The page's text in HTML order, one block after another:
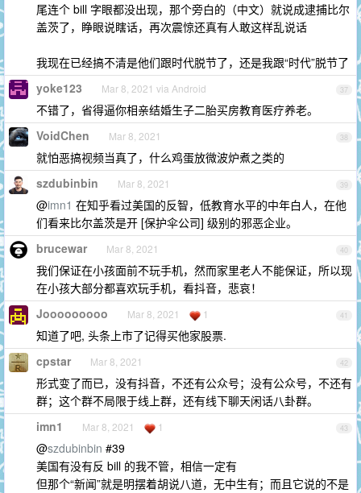
尾连个 bill 字眼都没出现，那个旁白的（中文）就说成逮捕比尔
盖茨了，睁眼说瞎话，再次震惊还真有人敢这样乱说话
我现在已经搞不清是他们跟时代脱节了，还是我跟“时代”脱节了
37
yoke123 Mar 8, 2021 via Android
不错了，省得逼你相亲结婚生子二胎买房教育医疗养老。
38
VoidChen Mar 8, 2021
就怕恶搞视频当真了，什么鸡蛋放微波炉煮之类的
39
szdubinbin Mar 8, 2021
@imn1 在知乎看过美国的反智，低教育水平的中年白人，在他
们看来比尔盖茨是开 [保护伞公司] 级别的邪恶企业。
40
brucewar Mar 8, 2021
我们保证在小孩面前不玩手机，然而家里老人不能保证，所以现
在小孩大部分都喜欢玩手机，看抖音，悲哀！
41
Jooooooooo Mar 8, 2021 1
知道了吧, 头条上市了记得买他家股票.
42
cpstar Mar 8, 2021
形式变了而已，没有抖音，不还有公众号；没有公众号，不还有
群；这个群不局限于线上群，还有线下聊天闲话八卦群。
43
imn1 Mar 8, 2021 1
@szdubinbin #39
美国有没有反 bill 的我不管，相信一定有
但那个“新闻”就是明摆着胡说八道，无中生有；而且它说的不是